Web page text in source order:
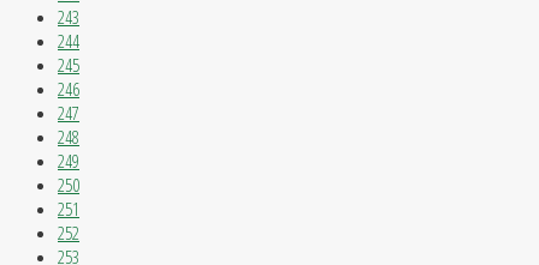
243
244
245
246
247
248
249
250
251
252
253